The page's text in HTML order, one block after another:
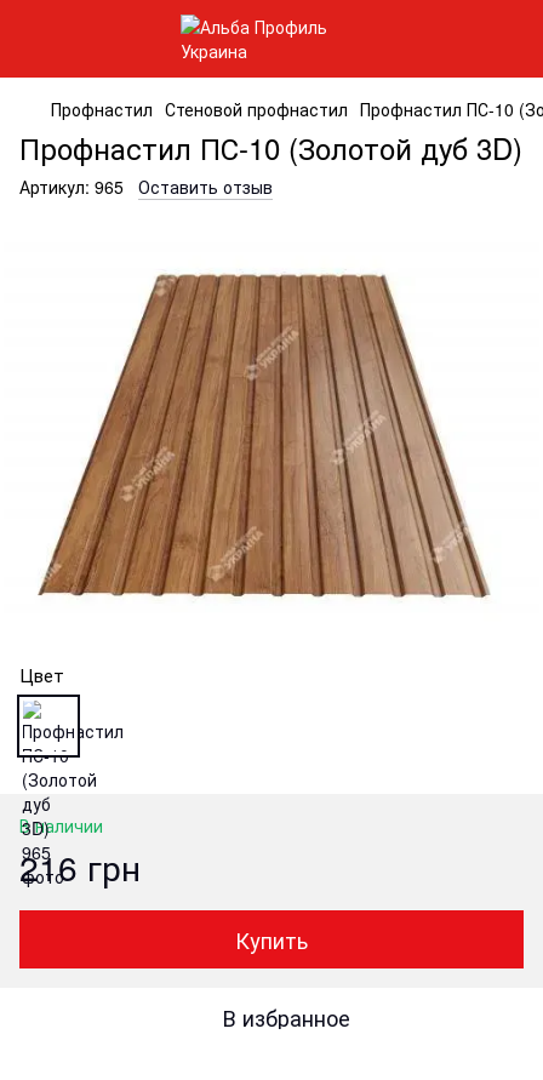
Профнастил Стеновой профнастил Профнастил ПС-10
Профнастил ПС-10 (Золотой дуб 3D)
Артикул: 965 Оставить отзыв
Цвет
В наличии
216 грн
Купить
В избранное